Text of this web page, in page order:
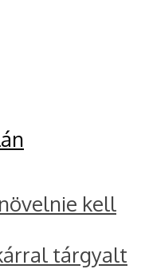
kell
tárgyalt